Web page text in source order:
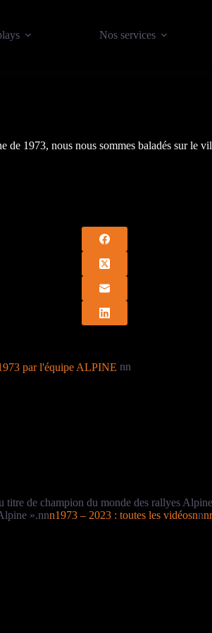
Nos services
1973, nous nous sommes baladés sur le
nn
de champion du monde des rallyes
».nnn1973 – 2023 : toutes les vidéosnn